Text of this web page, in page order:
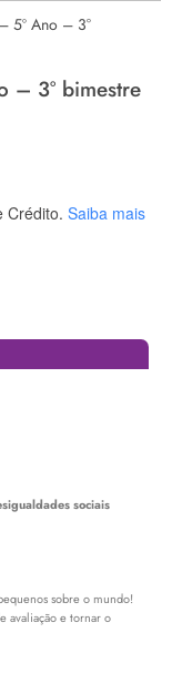
5º Ano – 3°
– 3° bimestre
Crédito. Saiba mais
sociais
sobre o mundo!
avaliação e tornar o